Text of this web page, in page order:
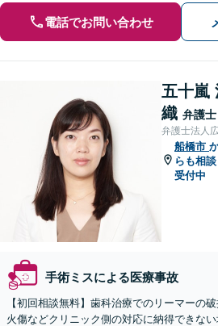
電話でお問い合わせ
五十嵐
織 弁護士
弁護士法人
船橋市
らも相談
受付中
手術ミスによる医療事故
【初回相談無料】歯科治療でのリーマーの
火傷などクリニック側の対応に納得できな